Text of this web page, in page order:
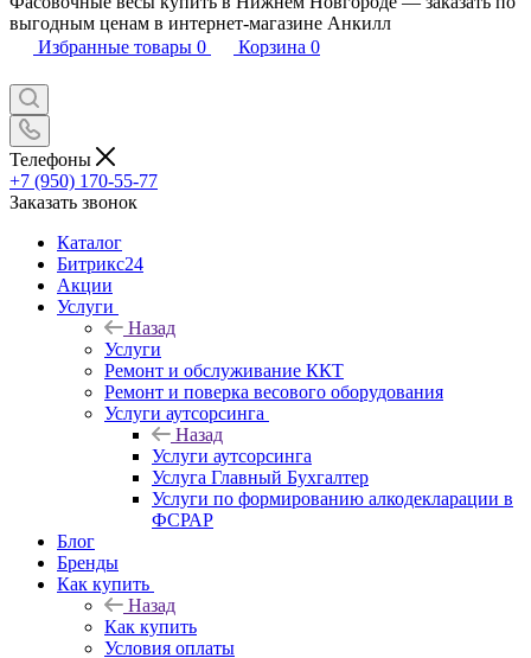
выгодным ценам в интернет-магазине Анкилл
Избранные товары 0 Корзина 0
Телефоны
+7 (950) 170-55-77
Заказать звонок
Каталог
Битрикс24
Акции
Услуги
Назад
Услуги
Ремонт и обслуживание ККТ
Ремонт и поверка весового оборудования
Услуги аутсорсинга
Назад
Услуги аутсорсинга
Услуга Главный Бухгалтер
Услуги по формированию алкодекларации в
ФСРАР
Блог
Бренды
Как купить
Назад
Как купить
Условия оплаты